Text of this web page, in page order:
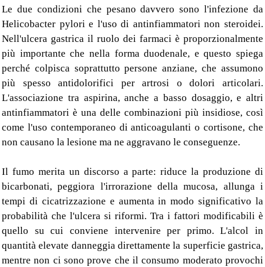
Le due condizioni che pesano davvero sono l'infezione da
Helicobacter pylori e l'uso di antinfiammatori non steroidei.
Nell'ulcera gastrica il ruolo dei farmaci è proporzionalmente
più importante che nella forma duodenale, e questo spiega
perché colpisca soprattutto persone anziane, che assumono
più spesso antidolorifici per artrosi o dolori articolari.
L'associazione tra aspirina, anche a basso dosaggio, e altri
antinfiammatori è una delle combinazioni più insidiose, così
come l'uso contemporaneo di anticoagulanti o cortisone, che
non causano la lesione ma ne aggravano le conseguenze.
Il fumo merita un discorso a parte: riduce la produzione di
bicarbonati, peggiora l'irrorazione della mucosa, allunga i
tempi di cicatrizzazione e aumenta in modo significativo la
probabilità che l'ulcera si riformi. Tra i fattori modificabili è
quello su cui conviene intervenire per primo. L'alcol in
quantità elevate danneggia direttamente la superficie gastrica,
mentre non ci sono prove che il consumo moderato provochi